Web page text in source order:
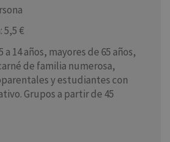
5,5 €
14 años, mayores de 65 años,
de familia numerosa,
y estudiantes con
Grupos a partir de 45